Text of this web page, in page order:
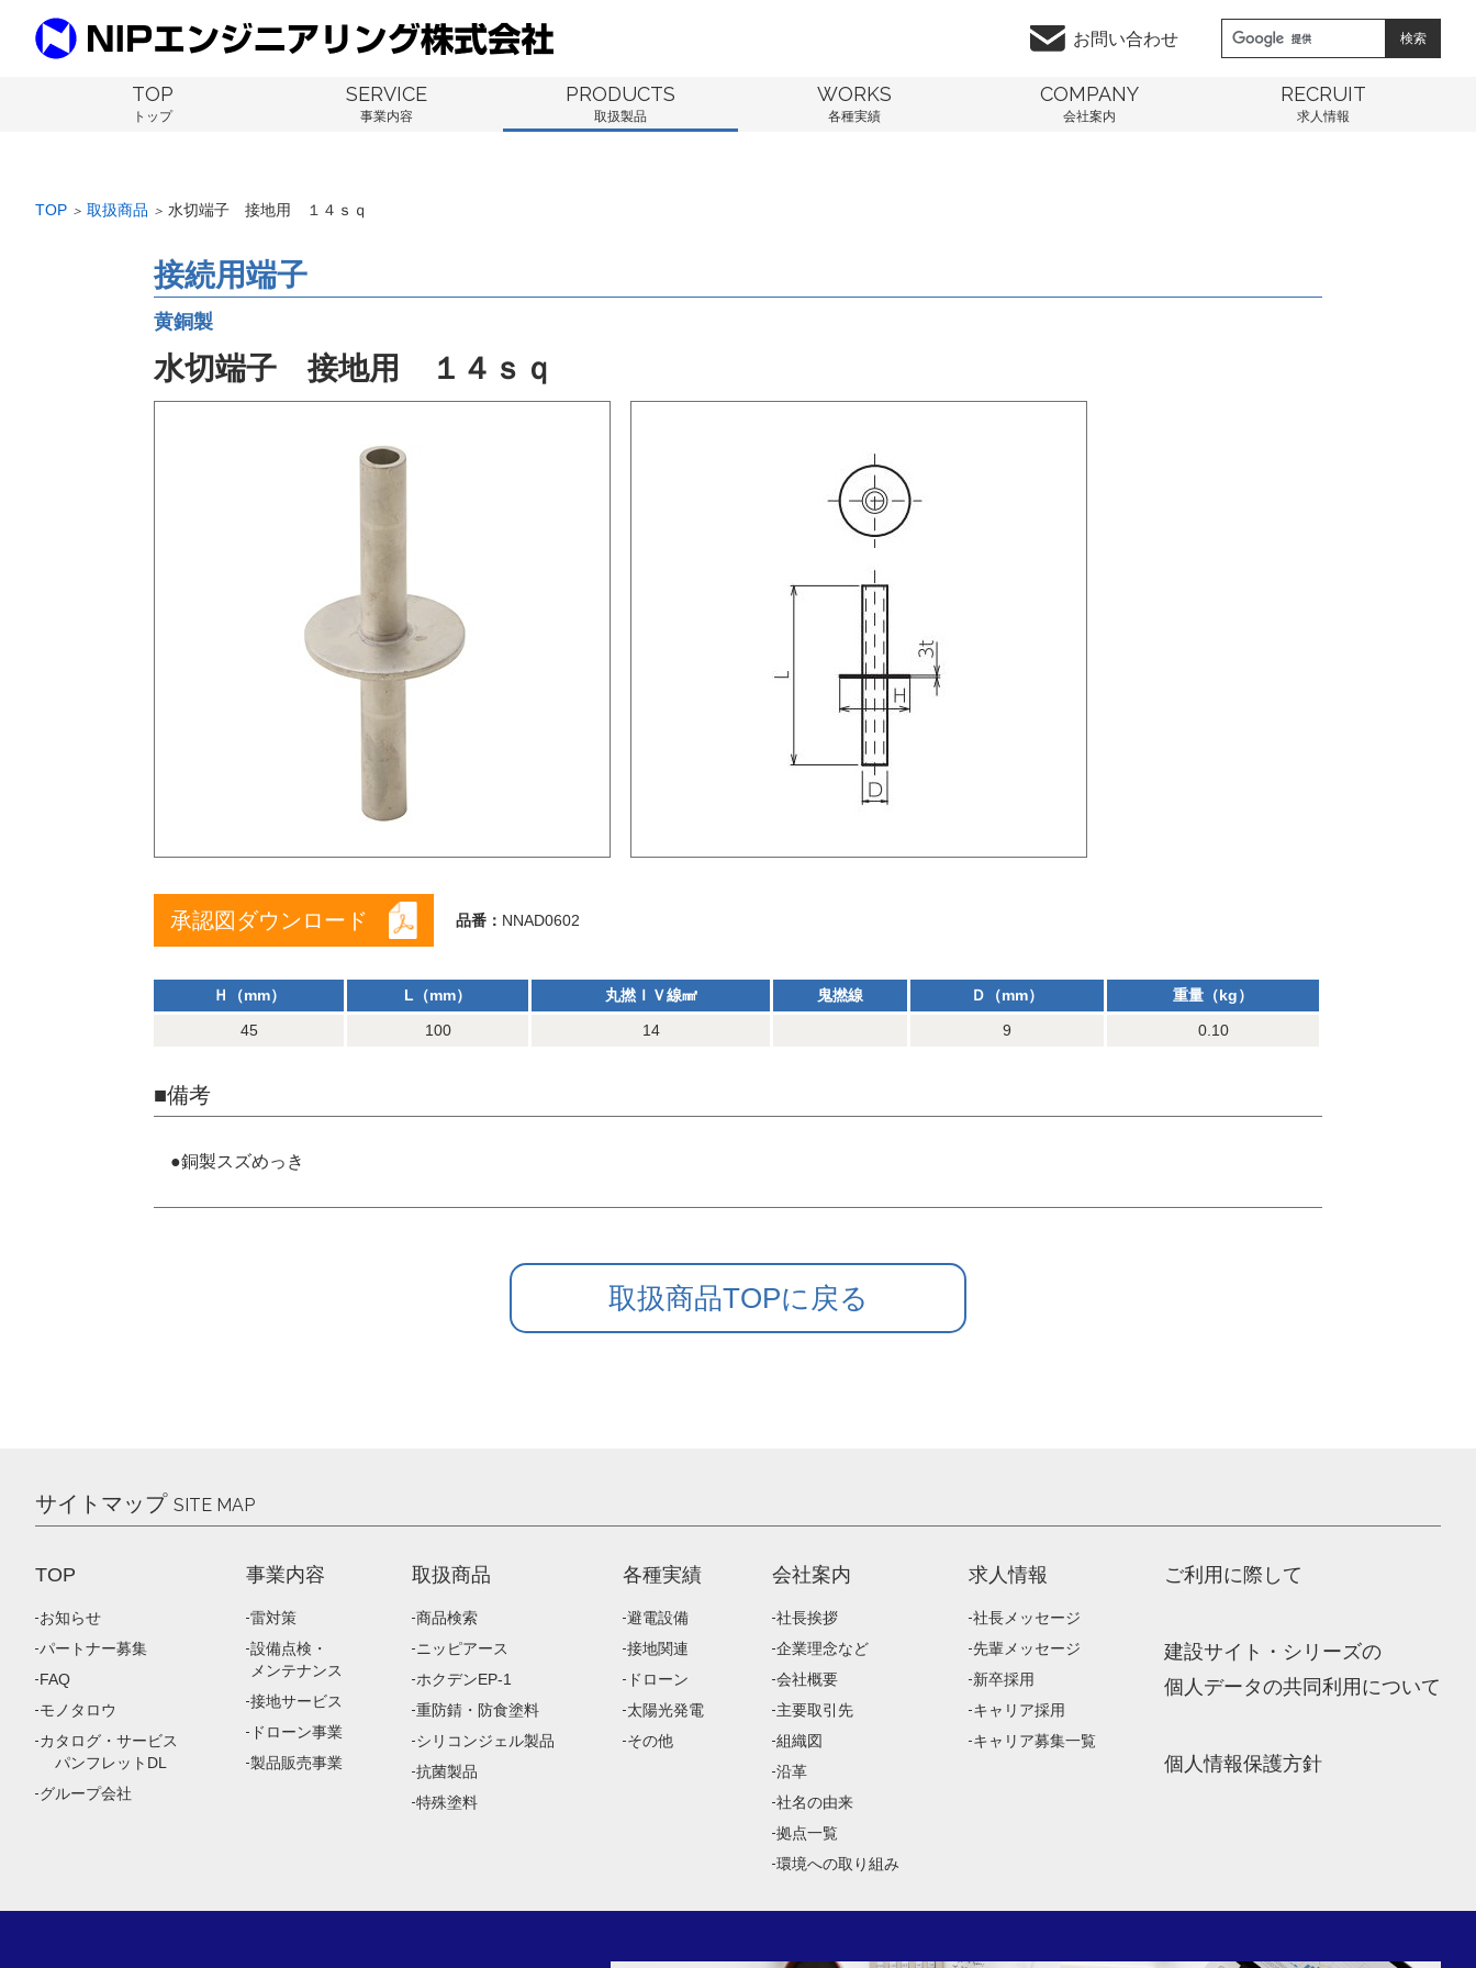
お問い合わせ
TOP
トップ
SERVICE
事業内容
PRODUCTS
取扱製品
WORKS
各種実績
COMPANY
会社案内
RECRUIT
求人情報
TOP ＞ 取扱商品 ＞ 水切端子 接地用 １４ｓｑ
接続用端子
黄銅製
水切端子 接地用 １４ｓｑ
承認図ダウンロード 品番： NNAD0602
Ｈ（mm） L（mm） 丸撚ＩＶ線㎟ 鬼撚線 Ｄ（mm）
重量（kg）
45
100 14 9 0.10
■備考
●銅製スズめっき
取扱商品TOPに戻る
サイトマップ SITE MAP
TOP
お知らせ
パートナー募集
FAQ
モノタロウ
カタログ・サービス
パンフレットDL
グループ会社
事業内容
雷対策
設備点検・
メンテナンス
接地サービス
ドローン事業
製品販売事業
取扱商品
商品検索
ニッピアース
ホクデンEP-1
重防錆・防食塗料
シリコンジェル製品
抗菌製品
特殊塗料
各種実績
避電設備
接地関連
ドローン
太陽光発電
その他
会社案内
社長挨拶
企業理念など
会社概要
主要取引先
組織図
沿革
社名の由来
拠点一覧
環境への取り組み
求人情報
社長メッセージ
先輩メッセージ
新卒採用
キャリア採用
キャリア募集一覧
ご利用に際して
建設サイト・シリーズの
個人データの共同利用について
個人情報保護方針